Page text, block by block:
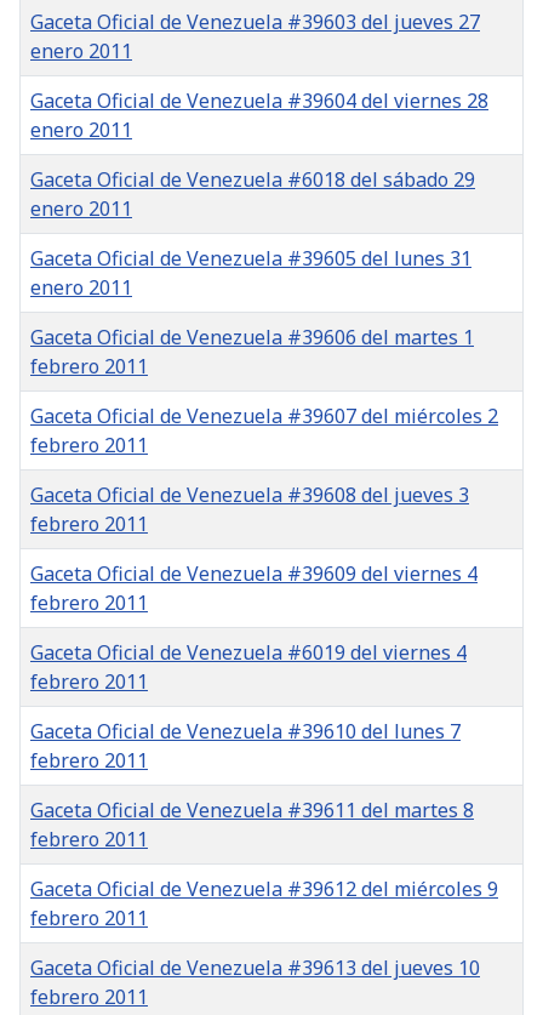
Gaceta Oficial de Venezuela #39603 del jueves 27
enero 2011
Gaceta Oficial de Venezuela #39604 del viernes 28
enero 2011
Gaceta Oficial de Venezuela #6018 del sábado 29
enero 2011
Gaceta Oficial de Venezuela #39605 del lunes 31
enero 2011
Gaceta Oficial de Venezuela #39606 del martes 1
febrero 2011
Gaceta Oficial de Venezuela #39607 del miércoles 2
febrero 2011
Gaceta Oficial de Venezuela #39608 del jueves 3
febrero 2011
Gaceta Oficial de Venezuela #39609 del viernes 4
febrero 2011
Gaceta Oficial de Venezuela #6019 del viernes 4
febrero 2011
Gaceta Oficial de Venezuela #39610 del lunes 7
febrero 2011
Gaceta Oficial de Venezuela #39611 del martes 8
febrero 2011
Gaceta Oficial de Venezuela #39612 del miércoles 9
febrero 2011
Gaceta Oficial de Venezuela #39613 del jueves 10
febrero 2011